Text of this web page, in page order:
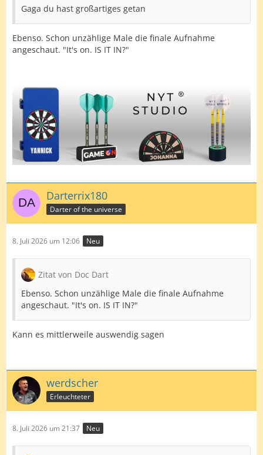
Gaga du hast großartiges getan
Ebenso. Schon unzählige Male die finale Aufnahme
angeschaut. "It's on. IS IT IN?"
Darterrix180
Darter of the universe
8. Juli 2026 um 12:06 Neu
Zitat von Doc Dart
Ebenso. Schon unzählige Male die finale Aufnahme
angeschaut. "It's on. IS IT IN?"
Kann es mittlerweile auswendig sagen
werdscher
Erleuchteter
8. Juli 2026 um 21:37 Neu